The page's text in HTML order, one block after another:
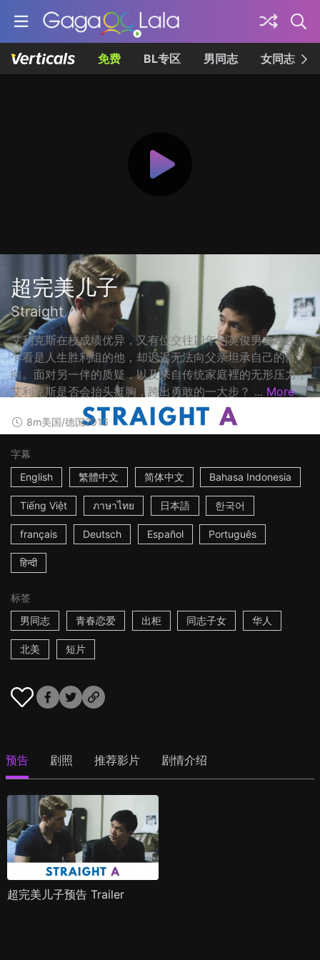
免费 BL专区 男同志 女同志
超完美儿子
Straight A
艾利克斯在校成绩优异，又有位交往四年的英俊男友凯尔，
乍看是人生胜利组的他，却迟迟无法向父亲坦承自己的性
向。面对另一伴的质疑，以及来自传统家庭裡的无形压力，
艾利克斯是否会抬头挺胸，跨出勇敢的一大步？ ... More
8m美国/德国2016
字幕
English
繁體中文 简体中文 Bahasa Indonesia
Tiếng Việt ภาษาไทย 日本語 한국어
français Deutsch Español Português
हिन्दी
标签
男同志
青春恋爱 出柜 同志子女 华人
北美 短片
预告 剧照 推荐影片 剧情介绍
超完美儿子预告 Trailer